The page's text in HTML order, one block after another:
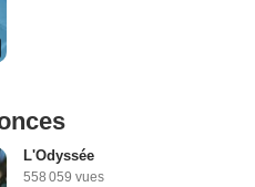
L'Odyssée
558 059 vues